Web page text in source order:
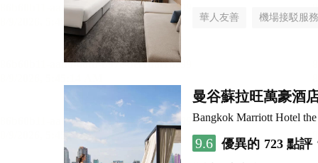
華人友善 機場接駁服務
曼谷蘇拉旺萬豪酒
Bangkok Marriott Hotel the
9.6 優異的 723 點評